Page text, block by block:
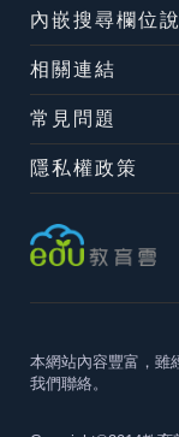
內嵌搜尋欄位
相關連結
常見問題
隱私權政策
本網站內容豐富，雖
我們聯絡。